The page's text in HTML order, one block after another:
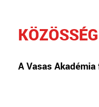
KÖZÖSSÉG
A Vasas